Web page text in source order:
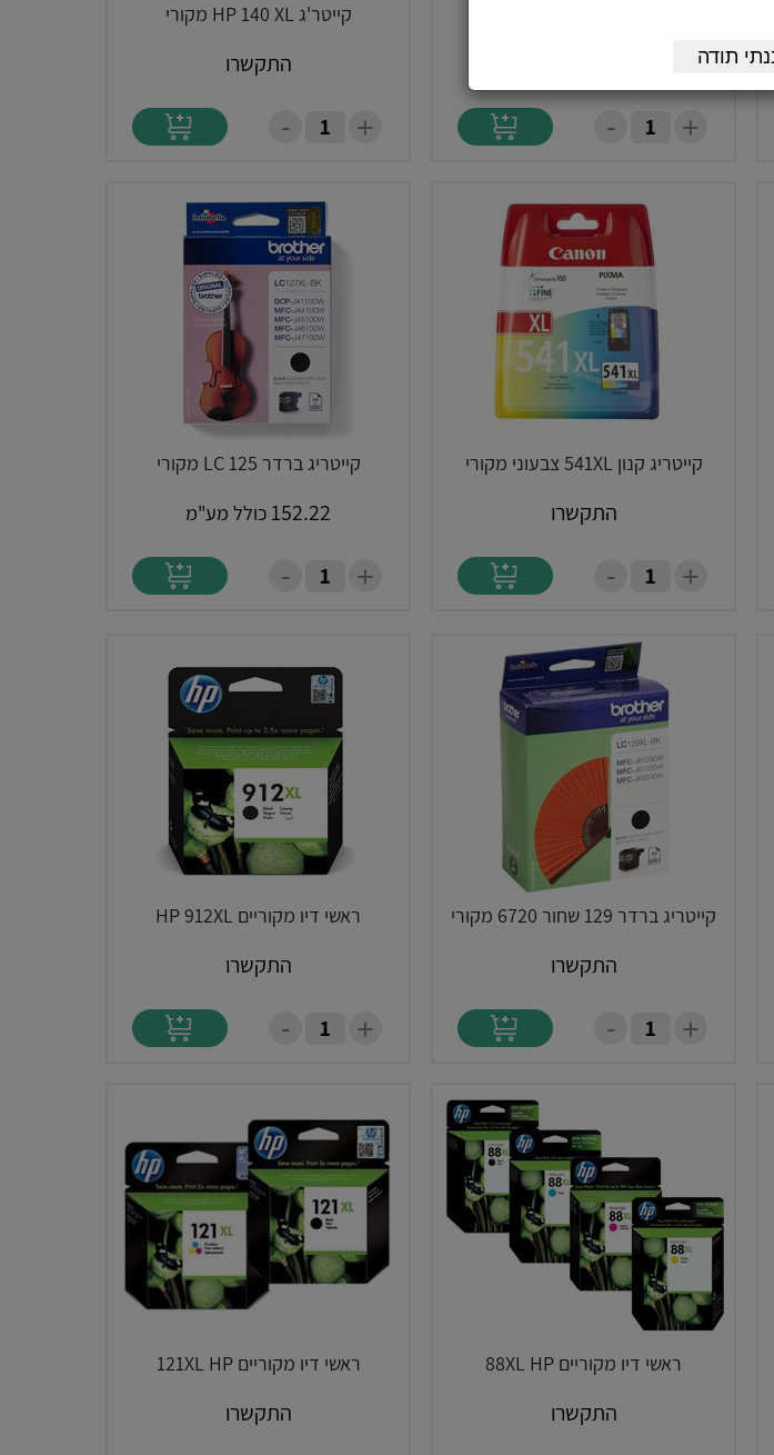
+
-
קייטר'ג HP 140 XL מקורי
התקשרו
+
-
קייטריג קנון 541XL צבעוני מקורי
התקשרו
+
-
קייטריג ברדר 125 LC מקורי
152.22 כולל מע"מ
+
-
קייטריג ברדר 129 שחור 6720 מקורי
התקשרו
+
-
ראשי דיו מקוריים HP 912XL
התקשרו
+
-
ראשי דיו מקוריים 88XL HP
התקשרו
ראשי דיו מקוריים 121XL HP
התקשרו
תודה